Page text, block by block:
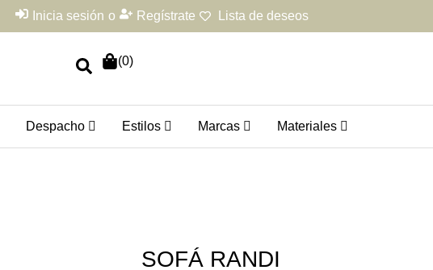
Inicia sesión o Regístrate Lista de deseos
(0)
Despacho Estilos Marcas Materiales
SOFÁ RANDI